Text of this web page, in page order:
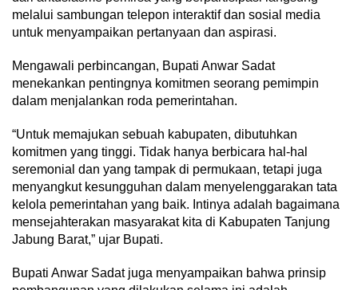
melalui sambungan telepon interaktif dan sosial media
untuk menyampaikan pertanyaan dan aspirasi.
Mengawali perbincangan, Bupati Anwar Sadat
menekankan pentingnya komitmen seorang pemimpin
dalam menjalankan roda pemerintahan.
“Untuk memajukan sebuah kabupaten, dibutuhkan
komitmen yang tinggi. Tidak hanya berbicara hal-hal
seremonial dan yang tampak di permukaan, tetapi juga
menyangkut kesungguhan dalam menyelenggarakan tata
kelola pemerintahan yang baik. Intinya adalah bagaimana
mensejahterakan masyarakat kita di Kabupaten Tanjung
Jabung Barat,” ujar Bupati.
Bupati Anwar Sadat juga menyampaikan bahwa prinsip